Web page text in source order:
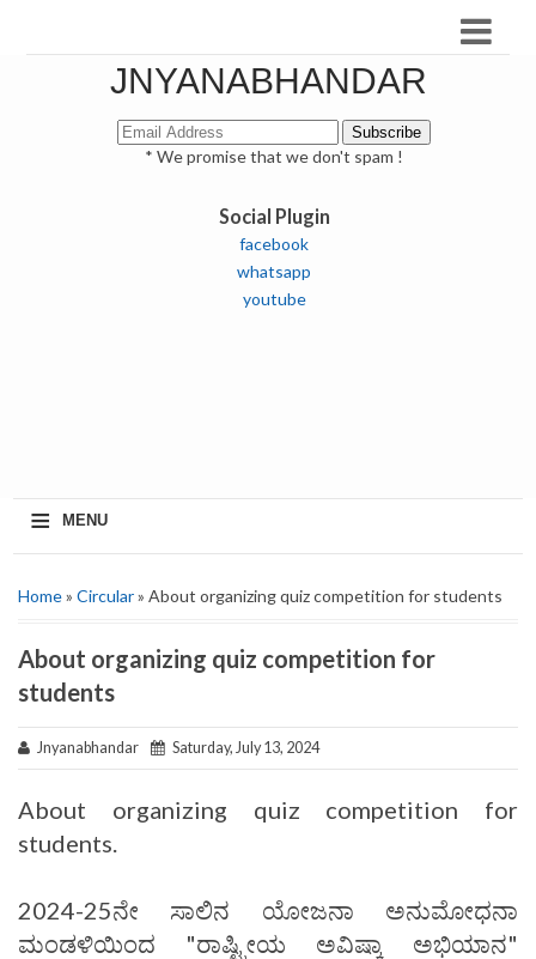
JNYANABHANDAR
* We promise that we don't spam !
Social Plugin
facebook
whatsapp
youtube
≡ MENU
Home» Circular» About organizing quiz competition for students
About organizing quiz competition for
students
Jnyanabhandar Saturday, July 13, 2024
About organizing quiz competition for
students.
2024-25ನೇ ಸಾಲಿನ ಯೋಜನಾ ಅನುಮೋಧನಾ
ಮಂಡಳಿಯಿಂದ "ರಾಷ್ಟ್ರೀಯ ಅವಿಷ್ಕಾ‌ ಅಭಿಯಾನ"